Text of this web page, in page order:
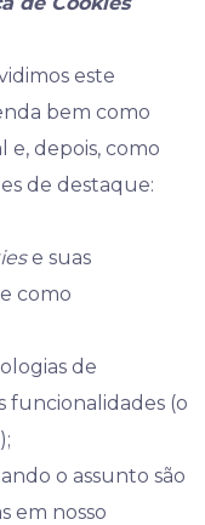
este
bem como
depois, como
de destaque:
e suas
como
de
funcionalidades (o
o assunto são
em nosso